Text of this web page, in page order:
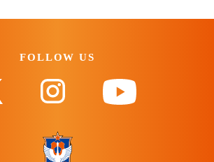
FOLLOW US